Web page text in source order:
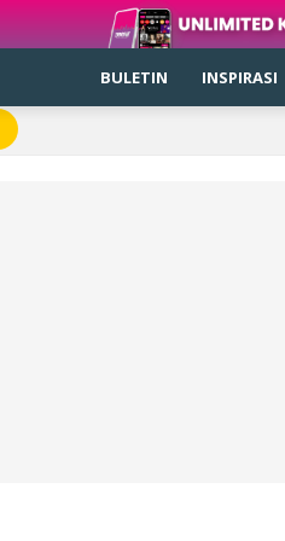
BULETIN INSPIRASI